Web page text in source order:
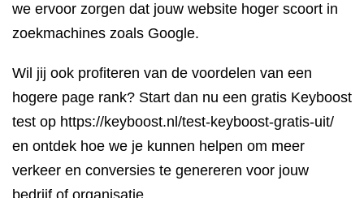
we ervoor zorgen dat jouw website hoger scoort in
zoekmachines zoals Google.
Wil jij ook profiteren van de voordelen van een
hogere page rank? Start dan nu een gratis Keyboost
test op https://keyboost.nl/test-keyboost-gratis-uit/
en ontdek hoe we je kunnen helpen om meer
verkeer en conversies te genereren voor jouw
bedrijf of organisatie.